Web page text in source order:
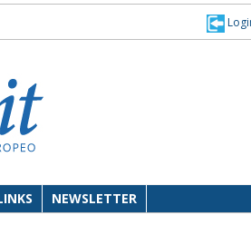
NEWSLETTER